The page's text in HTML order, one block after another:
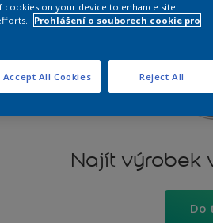
Najít výrobek
Do
cookies on your device to enhance site
Prohlášení o souborech cookie pro
Reject All
Accept All Cookies